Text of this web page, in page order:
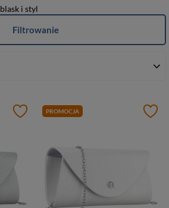
i styl
Filtrowanie
PROMOCJA